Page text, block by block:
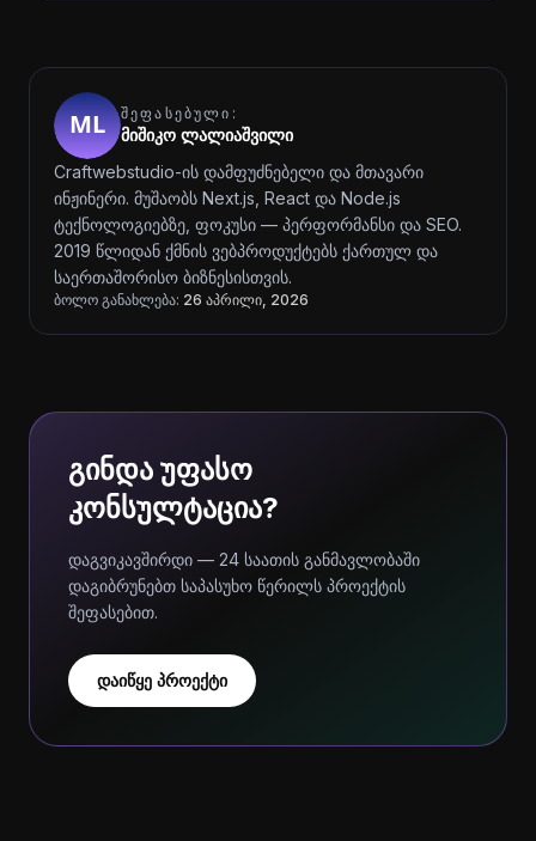
ᲨᲔᲤᲐᲡᲔᲑᲣᲚᲘ:
მიშიკო ლალიაშვილი
Craftwebstudio-ის დამფუძნებელი და მთავარი
ინჟინერი. მუშაობს Next.js, React და Node.js
ტექნოლოგიებზე, ფოკუსი — პერფორმანსი და SEO.
2019 წლიდან ქმნის ვებპროდუქტებს ქართულ და
საერთაშორისო ბიზნესისთვის.
ბოლო განახლება: 26 აპრილი, 2026
გინდა უფასო
კონსულტაცია?
დაგვიკავშირდი — 24 საათის განმავლობაში
დაგიბრუნებთ საპასუხო წერილს პროექტის
შეფასებით.
დაიწყე პროექტი